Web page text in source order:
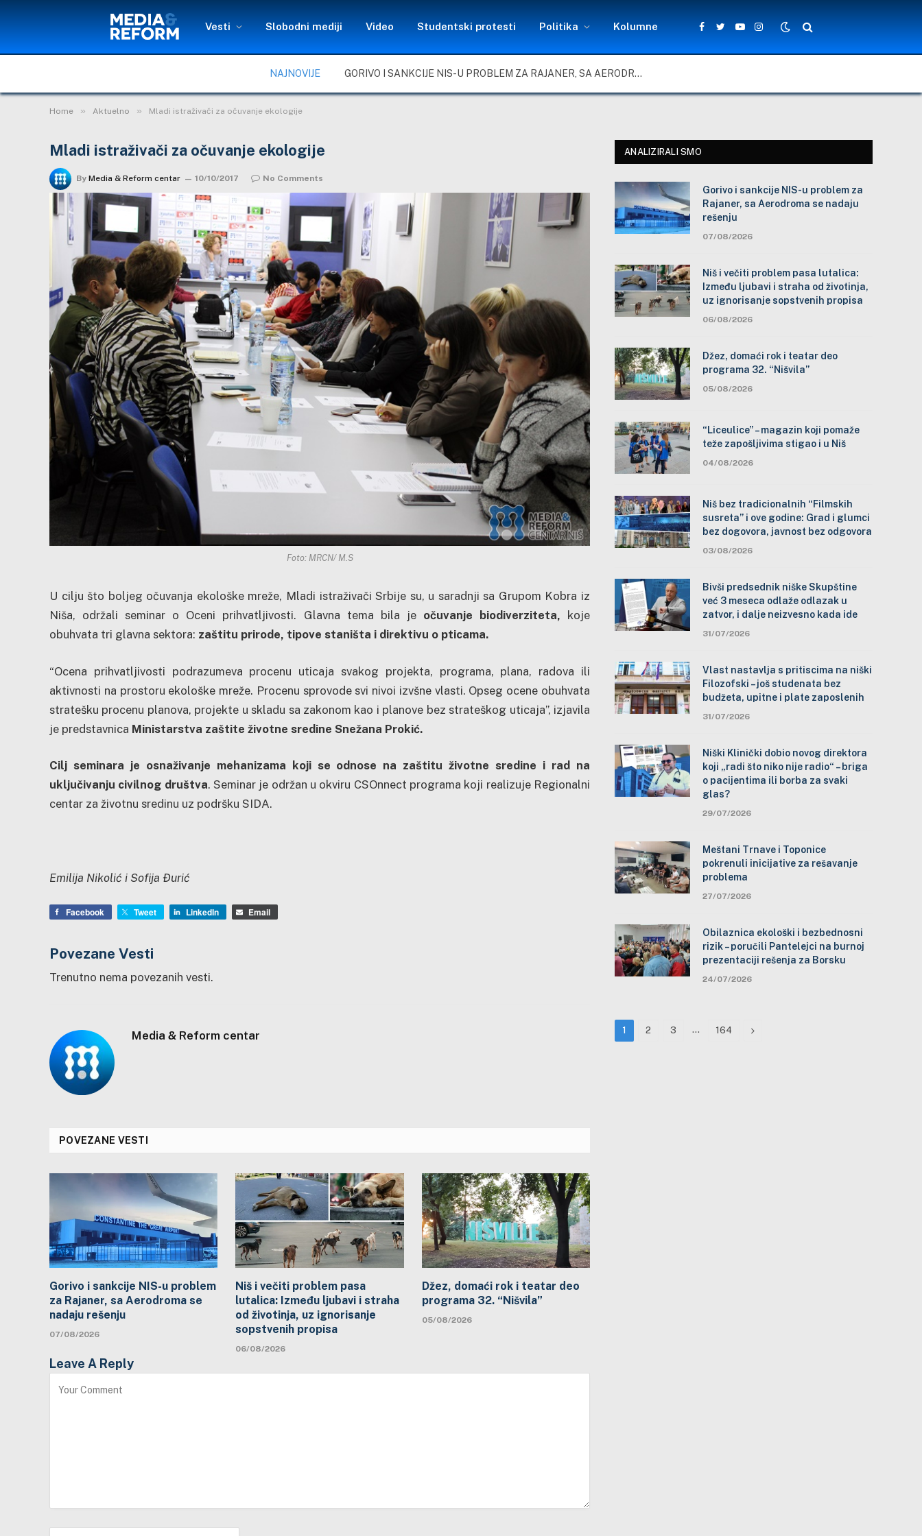
Vesti Slobodni mediji Video Studentski protesti Politika Kolumne
Facebook
TwitterYouTubeInstagram
NAJNOVIJE GORIVO I SANKCIJE NIS-U PROBLEM ZA RAJANER, SA AERODROMA SE NADAJU REŠENJU
Home » Aktuelno » Mladi istraživači za očuvanje ekologije
Mladi istraživači za očuvanje ekologije
By Media & Reform centar 10/10/2017 No Comments
Foto: MRCN/ M.S
U cilju što boljeg očuvanja ekološke mreže, Mladi istraživači Srbije su, u saradnji sa Grupom Kobra iz
Niša, održali seminar o Oceni prihvatljivosti. Glavna tema bila je očuvanje biodiverziteta, koje
obuhvata tri glavna sektora: zaštitu prirode, tipove staništa i direktivu o pticama.
“Ocena prihvatljivosti podrazumeva procenu uticaja svakog projekta, programa, plana, radova ili
aktivnosti na prostoru ekološke mreže. Procenu sprovode svi nivoi izvšne vlasti. Opseg ocene obuhvata
stratešku procenu planova, projekte u skladu sa zakonom kao i planove bez strateškog uticaja”, izjavila
je predstavnica Ministarstva zaštite životne sredine Snežana Prokić.
Cilj seminara je osnaživanje mehanizama koji se odnose na zaštitu životne sredine i rad na
uključivanju civilnog društva. Seminar je održan u okviru CSOnnect programa koji realizuje Regionalni
centar za životnu sredinu uz podršku SIDA.
Emilija Nikolić i Sofija Đurić
Facebook Tweet LinkedIn Email
Povezane Vesti
Trenutno nema povezanih vesti.
Media & Reform centar
POVEZANE VESTI
Gorivo i sankcije NIS-u problem
za Rajaner, sa Aerodroma se
nadaju rešenju
07/08/2026
Niš i večiti problem pasa
lutalica: Između ljubavi i straha
od životinja, uz ignorisanje
sopstvenih propisa
06/08/2026
Džez, domaći rok i teatar deo
programa 32. “Nišvila”
05/08/2026
Leave A Reply
ANALIZIRALI SMO
Gorivo i sankcije NIS-u problem za
Rajaner, sa Aerodroma se nadaju
rešenju
07/08/2026
Niš i večiti problem pasa lutalica:
Između ljubavi i straha od životinja,
uz ignorisanje sopstvenih propisa
06/08/2026
Džez, domaći rok i teatar deo
programa 32. “Nišvila”
05/08/2026
“Liceulice” – magazin koji pomaže
teže zapošljivima stigao i u Niš
04/08/2026
Niš bez tradicionalnih “Filmskih
susreta” i ove godine: Grad i glumci
bez dogovora, javnost bez odgovora
03/08/2026
Bivši predsednik niške Skupštine
već 3 meseca odlaže odlazak u
zatvor, i dalje neizvesno kada ide
31/07/2026
Vlast nastavlja s pritiscima na niški
Filozofski – još studenata bez
budžeta, upitne i plate zaposlenih
31/07/2026
Niški Klinički dobio novog direktora
koji „radi što niko nije radio“ – briga
o pacijentima ili borba za svaki
glas?
29/07/2026
Meštani Trnave i Toponice
pokrenuli inicijative za rešavanje
problema
27/07/2026
Obilaznica ekološki i bezbednosni
rizik – poručili Pantelejci na burnoj
prezentaciji rešenja za Borsku
24/07/2026
1 2 3 … 164 Next